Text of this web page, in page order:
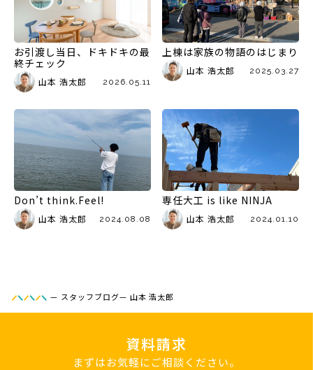
お引渡し当日、ドキドキの最
終チェック
山本 浩太郎 2026.05.11
上棟は家族の物語のはじまり
山本 浩太郎 2025.03.27
Don’t think.Feel!
山本 浩太郎 2024.08.08
専任大工 is like NINJA
山本 浩太郎 2024.01.10
— スタッフブログ— 山本 浩太郎
資料請求
まずはお気軽にご相談ください。